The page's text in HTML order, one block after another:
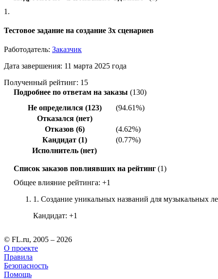
1.
Тестовое задание на создание 3х сценариев
Работодатель: Заказчик
Дата завершения: 11 марта 2025 года
Полученный рейтинг: 15
Подробнее по ответам на заказы (130)
Не определился (123)
(94.61%)
Отказался (нет)
Отказов (6)
(4.62%)
Кандидат (1)
(0.77%)
Исполнитель (нет)
Список заказов повлиявших на рейтинг (1)
Общее влияние рейтинга: +1
1. Создание уникальных названий для музыкальных
Кандидат: +1
© FL.ru, 2005 – 2026
О проекте
Правила
Безопасность
Помощь